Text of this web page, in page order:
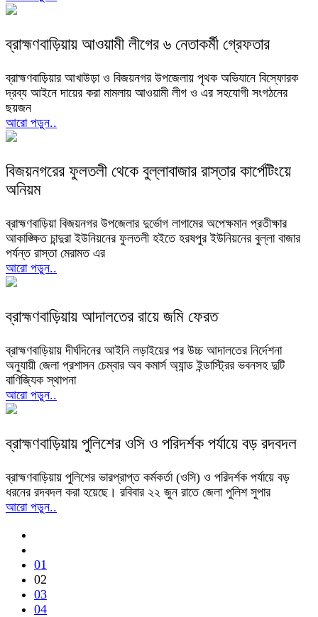
ব্রাহ্মণবাড়িয়ায় আওয়ামী লীগের ৬ নেতাকর্মী গ্রেফতার
ব্রাহ্মণবাড়িয়ার আখাউড়া ও বিজয়নগর উপজেলায় পৃথক অভিযানে বিস্ফোরক
দ্রব্য আইনে দায়ের করা মামলায় আওয়ামী লীগ ও এর সহযোগী সংগঠনের
ছয়জন
আরো পড়ুন..
বিজয়নগরের ফুলতলী থেকে বুল্লাবাজার রাস্তার কার্পেটিংয়ে
অনিয়ম
ব্রাহ্মণবাড়িয়া বিজয়নগর উপজেলার দুর্ভোগ লাগামের অপেক্ষমান প্রতীক্ষার
আকাঙ্ক্ষিত চান্দুরা ইউনিয়নের ফুলতলী হইতে হরষপুর ইউনিয়নের বুল্লা বাজার
পর্যন্ত রাস্তা মেরামত এর
আরো পড়ুন..
ব্রাহ্মণবাড়িয়ায় আদালতের রায়ে জমি ফেরত
ব্রাহ্মণবাড়িয়ায় দীর্ঘদিনের আইনি লড়াইয়ের পর উচ্চ আদালতের নির্দেশনা
অনুযায়ী জেলা প্রশাসন চেম্বার অব কমার্স অ্যান্ড ইন্ডাস্ট্রির ভবনসহ দুটি
বাণিজ্যিক স্থাপনা
আরো পড়ুন..
ব্রাহ্মণবাড়িয়ায় পুলিশের ওসি ও পরিদর্শক পর্যায়ে বড় রদবদল
ব্রাহ্মণবাড়িয়ায় পুলিশের ভারপ্রাপ্ত কর্মকর্তা (ওসি) ও পরিদর্শক পর্যায়ে বড়
ধরনের রদবদল করা হয়েছে। রবিবার ২২ জুন রাতে জেলা পুলিশ সুপার
আরো পড়ুন..
01
02
03
04